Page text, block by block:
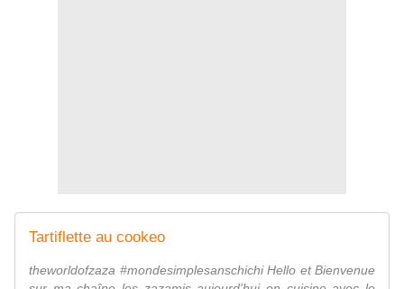
Tartiflette au cookeo
theworldofzaza #mondesimplesanschichi Hello et Bienvenue